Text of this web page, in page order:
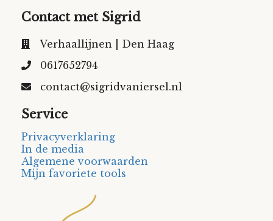
Contact met Sigrid
Verhaallijnen | Den Haag
0617652794
contact@sigridvaniersel.nl
Service
Privacyverklaring
In de media
Algemene voorwaarden
Mijn favoriete tools